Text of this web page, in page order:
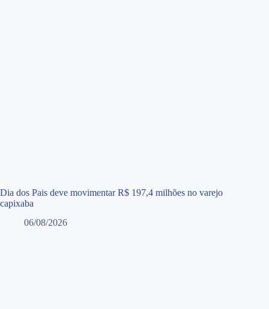
Dia dos Pais deve movimentar R$ 197,4 milhões no varejo
capixaba
06/08/2026